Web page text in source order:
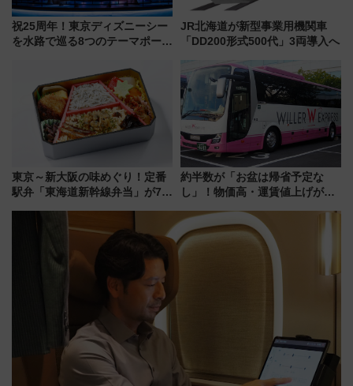
祝25周年！東京ディズニーシー
を水路で巡る8つのテーマポート
JR北海道が新型事業用機関車
「DD200形式500代」3両導入へ
東京～新大阪の味めぐり！定番
駅弁「東海道新幹線弁当」が7月
約半数が「お盆は帰省予定な
し」！物価高・運賃値上げが財
りたいけど……【WILLER お盆
帰省動向調査】